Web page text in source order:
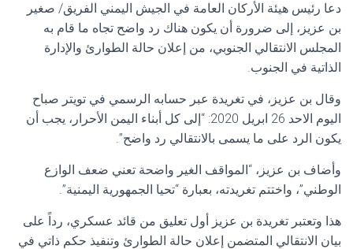
دعا رئيس هيئة الأركان العامة في الجيش اليمني الفريق/ صغير
بن عزيز، إلى ضرورة أن يكون هناك رد واضح تجاه ما قام به
المجلس الانتقالي الجنوبي، من إعلان حالة الطوارئ والإدارة
الذاتية في الجنوب.
وقال بن عزيز، في تغريدة عبر حسابه الرسمي في تويتر صباح
اليوم الاحد 26 ابريل 2020: “إلى كل أبناء اليمن الأحرار، يجب أن
يكون الرد على ما يسمى بالانتقالي رد واضح”.
وأضاف بن عزيز، “المواقف الغير واضحة تعني ضعف الوازع
الوطني”، واختتم تغريدته، بعبارة “تحيا الجمهورية اليمنية”.
هذا وتعتبر تغريدة بن عزيز أول تعليق من قائد عسكري، رداً على
بيان الانتقالي المتضمن إعلان حالة الطوارئ وتنفيذ حكم ذاتي في